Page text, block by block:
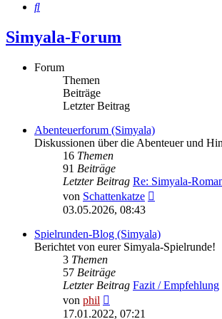
Suche
Simyala-Forum
Forum
Themen
Beiträge
Letzter Beitrag
Abenteuerforum (Simyala)
Diskussionen über die Abenteuer und
16 Themen
91 Beiträge
Letzter Beitrag Re: Simyala-
von Schattenkatze
03.05.2026, 08:43
Spielrunden-Blog (Simyala)
Berichtet von eurer Simyala-Spielrunde!
3 Themen
57 Beiträge
Letzter Beitrag Fazit / Empfehlung
von phil
Beitrag
17.01.2022, 07:21